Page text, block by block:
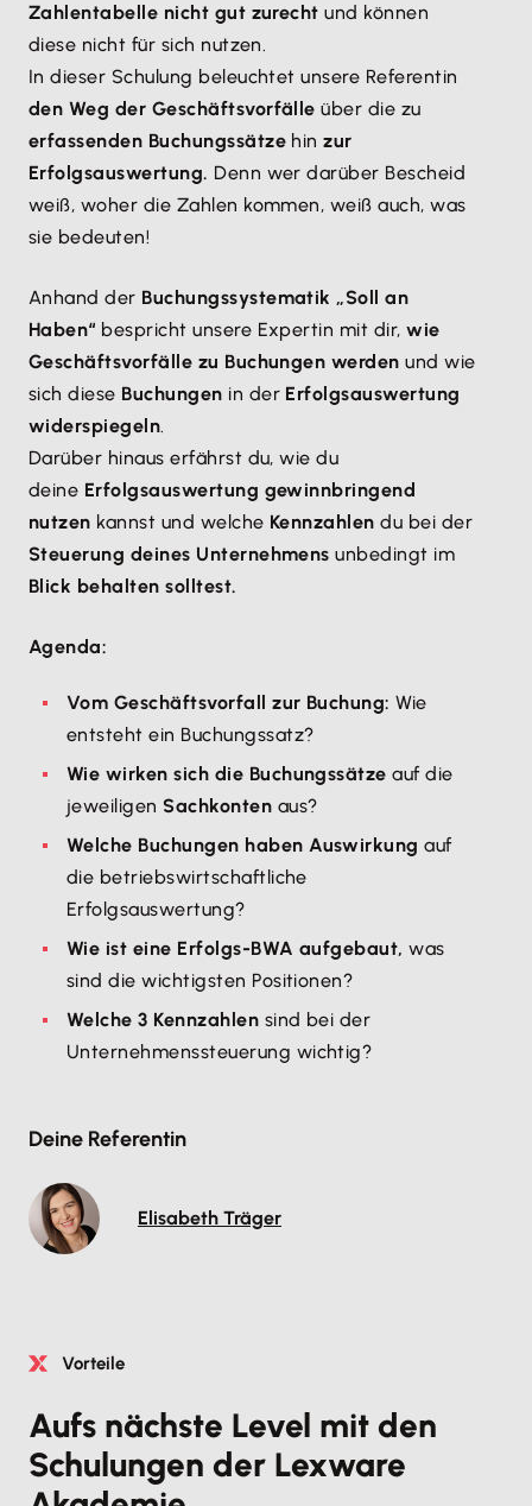
Zahlentabelle nicht gut zurechtund können
diese nicht für sich nutzen.
In dieser Schulung beleuchtet unsere Referentin
den Weg der Geschäftsvorfälleüber die zu
erfassenden Buchungssätze hinzur
Erfolgsauswertung. Denn wer darüber Bescheid
weiß, woher die Zahlen kommen, weiß auch, was
sie bedeuten!
Anhand der Buchungssystematik „Soll an
Haben“ bespricht unsere Expertin mit dir,wie
Geschäftsvorfälle zu Buchungen werden und wie
sich diese Buchungen in der Erfolgsauswertung
widerspiegeln.
Darüber hinaus erfährst du, wie du
deine Erfolgsauswertung gewinnbringend
nutzen kannst und welche Kennzahlen du bei der
Steuerung deines Unternehmens unbedingt im
Blick behalten solltest.
Agenda:
Vom Geschäftsvorfall zur Buchung:Wie
entsteht ein Buchungssatz?
Wie wirken sich die Buchungssätze auf die
jeweiligen Sachkonten aus?
Welche Buchungen haben Auswirkungauf
die betriebswirtschaftliche
Erfolgsauswertung?
Wie ist eine Erfolgs-BWA aufgebaut, was
sind die wichtigsten Positionen?
Welche 3 Kennzahlen sind bei der
Unternehmenssteuerung wichtig?
Deine Referentin
Elisabeth Träger
Vorteile
Aufs nächste Level mit den
Schulungen der Lexware